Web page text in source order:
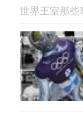
世界王室那些